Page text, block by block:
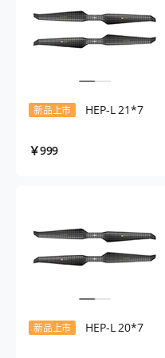
新品上市 HEP-L 21*7
￥999
新品上市 HEP-L 20*7